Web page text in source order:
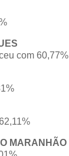
com 60,77%
MARANHÃO